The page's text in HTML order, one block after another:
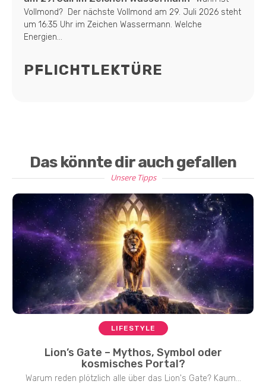
Vollmond? Der nächste Vollmond am 29. Juli 2026 steht
um 16:35 Uhr im Zeichen Wassermann. Welche
Energien...
PFLICHTLEKTÜRE
Das könnte dir auch gefallen
Unsere Tipps
LIFESTYLE
Lion’s Gate – Mythos, Symbol oder
kosmisches Portal?
Warum reden plötzlich alle über das Lion's Gate? Kaum...